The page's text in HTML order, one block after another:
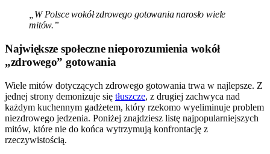
„W Polsce wokół zdrowego gotowania narosło wiele
mitów.”
Największe społeczne nieporozumienia wokół
„zdrowego” gotowania
Wiele mitów dotyczących zdrowego gotowania trwa w najlepsze. Z
jednej strony demonizuje się tłuszcze, z drugiej zachwyca nad
każdym kuchennym gadżetem, który rzekomo wyeliminuje problem
niezdrowego jedzenia. Poniżej znajdziesz listę najpopularniejszych
mitów, które nie do końca wytrzymują konfrontację z
rzeczywistością.